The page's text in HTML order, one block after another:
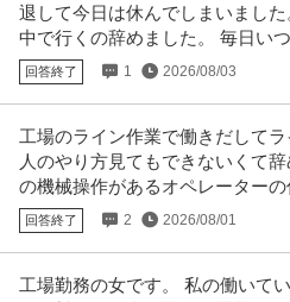
退して今日は休んでしまいまし
中で行くの辞めました。 毎日い
回答終了 1 2026/08/03
工場のライン作業で働きだして
人のやり方見てもできないくて
の機械操作があるオペレーターの
回答終了 2 2026/08/01
工場勤務の女です。 私の働いて